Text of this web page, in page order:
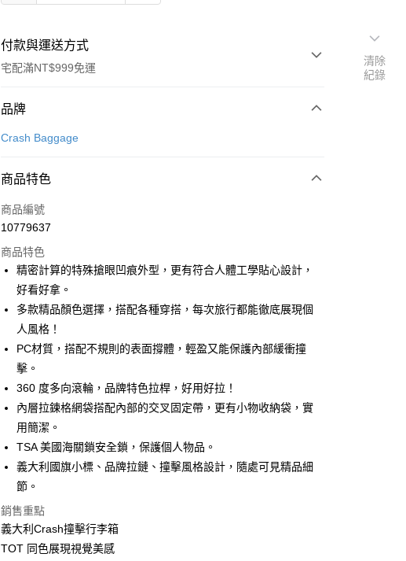
付款與運送方式
宅配滿NT$999免運
付款方式
信用卡一次付款
合作金庫商業銀行
華南商業銀行
上海商業儲蓄銀行
國泰世華商業銀行
兆豐國際商業銀行
臺灣中小企業銀行
聯邦商業銀行
遠東國際商業銀行
元大商業銀行
玉山商業銀行
星展（台灣）商業銀行
台新國際商業銀行
台灣樂天信用卡公司
6 期 0 利率 每期
華南商業銀行
上海商業儲蓄銀行
台北富邦商業銀行
國泰世華商業銀行
臺灣中小企業銀行
台中商業銀行
匯豐（台灣）商業銀行
元大商業銀行
永豐商業銀行
玉山商業銀行
台新國際商業銀行
中國信託商業銀行
台灣樂天信用卡公司
即享券
LINE Pay
Apple Pay
街口支付
Google Pay
ATM付款
運送方式
宅配
每筆NT$100，滿NT$999(含以上)免運費
品牌
Crash Baggage
商品特色
商品編號
10779637
商品特色
精密計算的特殊搶眼凹痕外型，更有符合人體工學貼心設計，
好看好拿。
多款精品顏色選擇，搭配各種穿搭，每次旅行都能徹底展現個
人風格！
PC材質，搭配不規則的表面撐體，輕盈又能保護內部緩衝撞
擊。
360 度多向滾輪，品牌特色拉桿，好用好拉！
內層拉鍊格網袋搭配內部的交叉固定帶，更有小物收納袋，實
用簡潔。
TSA 美國海關鎖安全鎖，保護個人物品。
義大利國旗小標、品牌拉鏈、撞擊風格設計，隨處可見精品細
節。
銷售重點
義大利Crash撞擊行李箱
TOT 同色展現視覺美感
清除
紀錄